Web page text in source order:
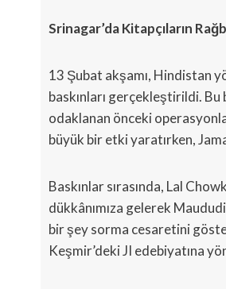
Srinagar’da Kitapçıların
13 Şubat akşamı, Hindistan
baskınları gerçekleştirildi.
odaklanan önceki
büyük bir etki yaratırken,
Baskınlar sırasında, Lal
dükkânımıza gelerek
bir şey sorma cesaretini
Keşmir’deki JI edebiyatına